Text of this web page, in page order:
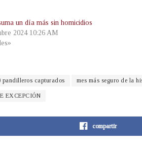
un día más sin homicidios
2024 10:26 AM
pandilleros capturados mes más seguro de la
EXCEPCIÓN
compartir